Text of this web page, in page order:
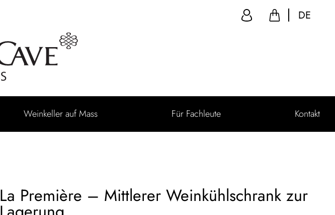
DE
Weinkeller auf Mass Für Fachleute Kontakt
La Première – Mittlerer Weinkühlschrank zur